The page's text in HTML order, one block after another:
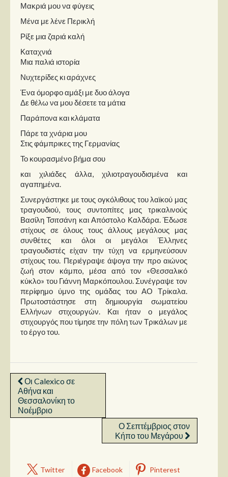
Μακριά μου να φύγεις
Μένα με λένε Περικλή
Ρίξε μια ζαριά καλή
Καταχνιά
Μια παλιά ιστορία
Νυχτερίδες κι αράχνες
Ένα όμορφο αμάξι με δυο άλογα
Δε θέλω να μου δέσετε τα μάτια
Παράπονα και κλάματα
Πάρε τα χνάρια μου
Στις φάμπρικες της Γερμανίας
Το κουρασμένο βήμα σου
και χιλιάδες άλλα, χιλιοτραγουδισμένα και
αγαπημένα.
Συνεργάστηκε με τους ογκόλιθους του λαϊκού μας
τραγουδιού, τους συντοπίτες μας τρικαλινούς
Βασίλη Τσιτσάνη και Απόστολο Καλδάρα. Έδωσε
στίχους σε όλους τους άλλους μεγάλους μας
συνθέτες και όλοι οι μεγάλοι Έλληνες
τραγουδιστές είχαν την τύχη να ερμηνεύσουν
στίχους του. Περιέγραψε άψογα την προ αιώνος
ζωή στον κάμπο, μέσα από τον «Θεσσαλικό
κύκλο» του Γιάννη Μαρκόπουλου. Συνέγραψε τον
περίφημο ύμνο της ομάδας του ΑΟ Τρίκαλα.
Πρωτοστάστησε στη δημιουργία σωματείου
Ελλήνων στιχουργών. Και ήταν ο μεγάλος
στιχουργός που τίμησε την πόλη των Τρικάλων με
το έργο του.
Οι Calexico σε
Αθήνα και
Θεσσαλονίκη το
Νοέμβριο
Ο Σεπτέμβριος στον
Κήπο του Μεγάρου
Twitter Facebook Pinterest